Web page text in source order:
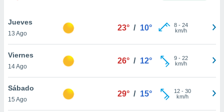
En
sean
el sitio
se
Jueves
13 Ago
23° / 10° 8- 24
km/h
Viernes
14 Ago
26° / 12° 9- 22
km/h
Sábado
15 Ago
29° / 15° 12- 30
km/h